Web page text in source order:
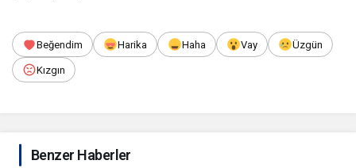
Beğendim Harika Haha Vay Üzgün
Kızgın
Benzer Haberler